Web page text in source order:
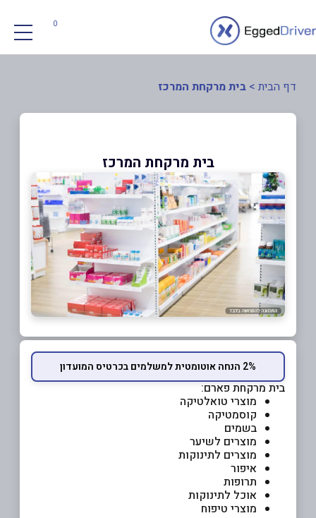
0
דף הבית > בית מרקחת המרכז
בית מרקחת המרכז
2% הנחה אוטומטית למשלמים בכרטיס המועדון
בית מרקחת פארם:
מוצרי טואלטיקה
קוסמטיקה
בשמים
מוצרים לשיער
מוצרים לתינוקות
איפור
תרופות
אוכל לתינוקות
מוצרי טיפוח